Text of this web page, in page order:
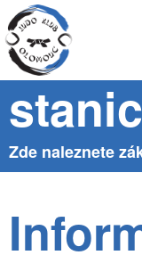
Zde naleznete